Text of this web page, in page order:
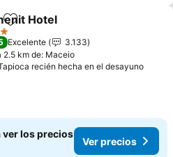
Añadir a favoritos
Hotel
Excelente
3.133
2.5 km de: Maceio
recién hecha en el desayuno
ver los precios
Ver precios